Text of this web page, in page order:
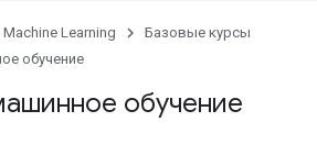
Machine Learning
Базовые курсы
обучение
обучение